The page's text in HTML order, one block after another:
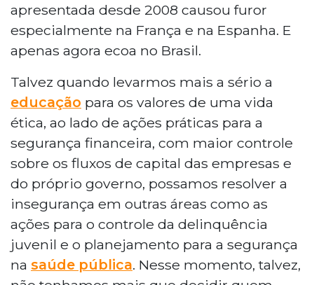
apresentada desde 2008 causou furor
especialmente na França e na Espanha. E
apenas agora ecoa no Brasil.
Talvez quando levarmos mais a sério a
educação para os valores de uma vida
ética, ao lado de ações práticas para a
segurança financeira, com maior controle
sobre os fluxos de capital das empresas e
do próprio governo, possamos resolver a
insegurança em outras áreas como as
ações para o controle da delinquência
juvenil e o planejamento para a segurança
na saúde pública. Nesse momento, talvez,